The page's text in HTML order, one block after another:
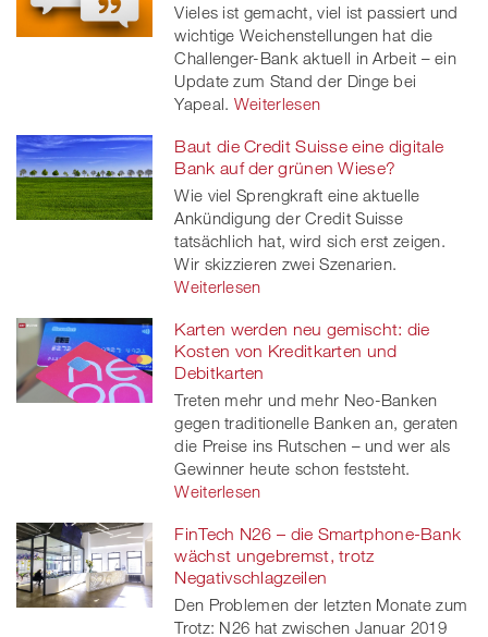
Vieles ist gemacht, viel ist passiert und
wichtige Weichenstellungen hat die
Challenger-Bank aktuell in Arbeit – ein
Update zum Stand der Dinge bei
Yapeal. Weiterlesen
Baut die Credit Suisse eine digitale
Bank auf der grünen Wiese?
Wie viel Sprengkraft eine aktuelle
Ankündigung der Credit Suisse
tatsächlich hat, wird sich erst zeigen.
Wir skizzieren zwei Szenarien.
Weiterlesen
Karten werden neu gemischt: die
Kosten von Kreditkarten und
Debitkarten
Treten mehr und mehr Neo-Banken
gegen traditionelle Banken an, geraten
die Preise ins Rutschen – und wer als
Gewinner heute schon feststeht.
Weiterlesen
FinTech N26 – die Smartphone-Bank
wächst ungebremst, trotz
Negativschlagzeilen
Den Problemen der letzten Monate zum
Trotz: N26 hat zwischen Januar 2019